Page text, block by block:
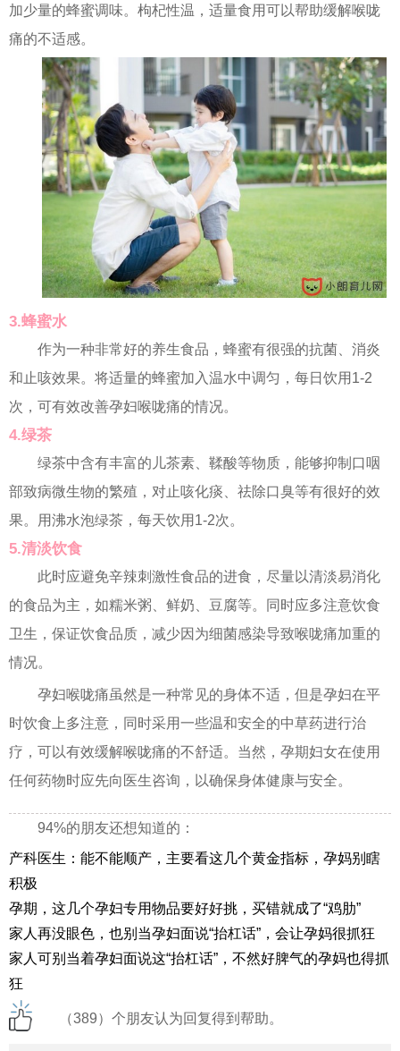
加少量的蜂蜜调味。枸杞性温，适量食用可以帮助缓解喉咙
痛的不适感。
3.蜂蜜水
作为一种非常好的养生食品，蜂蜜有很强的抗菌、消炎
和止咳效果。将适量的蜂蜜加入温水中调匀，每日饮用1-2
次，可有效改善孕妇喉咙痛的情况。
4.绿茶
绿茶中含有丰富的儿茶素、鞣酸等物质，能够抑制口咽
部致病微生物的繁殖，对止咳化痰、祛除口臭等有很好的效
果。用沸水泡绿茶，每天饮用1-2次。
5.清淡饮食
此时应避免辛辣刺激性食品的进食，尽量以清淡易消化
的食品为主，如糯米粥、鲜奶、豆腐等。同时应多注意饮食
卫生，保证饮食品质，减少因为细菌感染导致喉咙痛加重的
情况。
孕妇喉咙痛虽然是一种常见的身体不适，但是孕妇在平
时饮食上多注意，同时采用一些温和安全的中草药进行治
疗，可以有效缓解喉咙痛的不舒适。当然，孕期妇女在使用
任何药物时应先向医生咨询，以确保身体健康与安全。
94%的朋友还想知道的：
产科医生：能不能顺产，主要看这几个黄金指标，孕妈别瞎
积极
孕期，这几个孕妇专用物品要好好挑，买错就成了“鸡肋”
家人再没眼色，也别当孕妇面说“抬杠话”，会让孕妈很抓狂
家人可别当着孕妇面说这“抬杠话”，不然好脾气的孕妈也得抓
狂
（389）个朋友认为回复得到帮助。